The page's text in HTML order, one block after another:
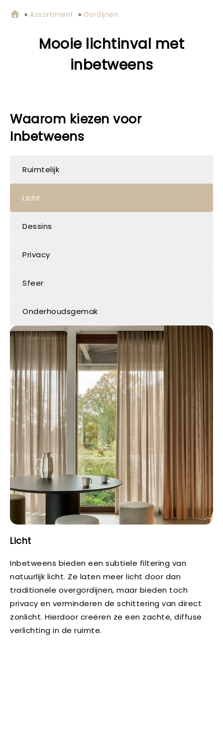
»Assortiment » Gordijnen
Mooie lichtinval met
inbetweens
Waarom kiezen voor
Inbetweens
Licht
Inbetweens bieden een subtiele filtering van
natuurlijk licht. Ze laten meer licht door dan
traditionele overgordijnen, maar bieden toch
privacy en verminderen de schittering van direct
zonlicht. Hierdoor creëren ze een zachte, diffuse
verlichting in de ruimte.
Ruimtelijk
Licht
Dessins
Privacy
Sfeer
Onderhoudsgemak